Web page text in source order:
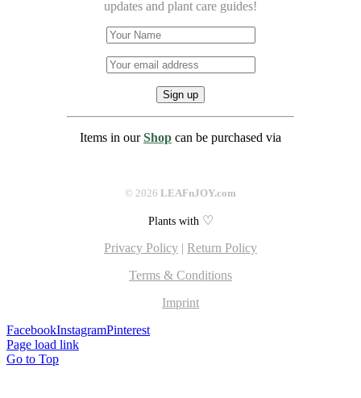
updates and plant care guides!
Items in ourShop can be purchased via
© 2026 LEAFnJOY.com
Plants with ♡
Privacy Policy | Return Policy
Terms & Conditions
Imprint
FacebookInstagramPinterest
Page load link
Go to Top